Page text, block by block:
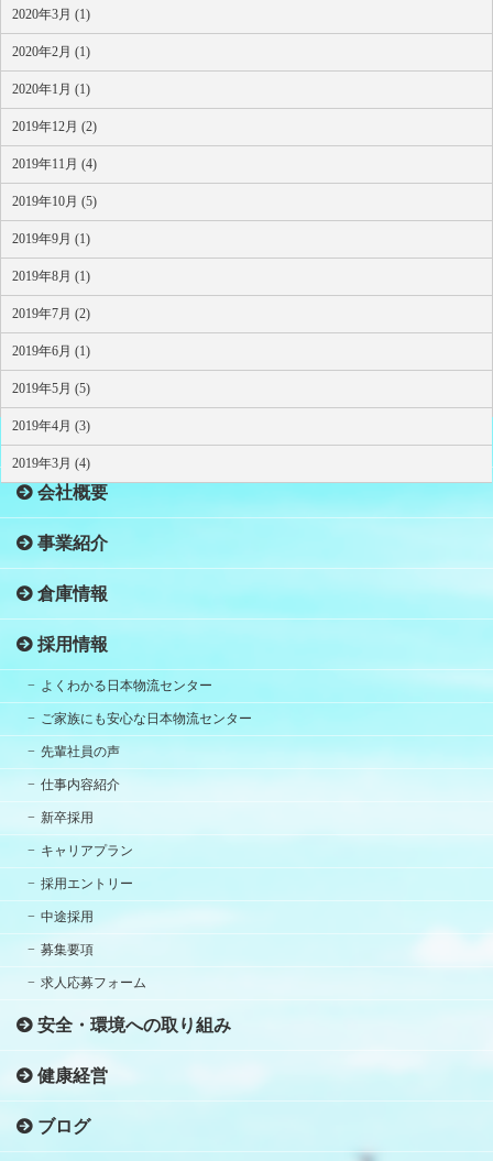
2020年3月 (1)
2020年2月 (1)
2020年1月 (1)
2019年12月 (2)
2019年11月 (4)
2019年10月 (5)
2019年9月 (1)
2019年8月 (1)
2019年7月 (2)
2019年6月 (1)
2019年5月 (5)
2019年4月 (3)
2019年3月 (4)
HOME
会社概要
事業紹介
倉庫情報
採用情報
よくわかる日本物流センター
ご家族にも安心な日本物流センター
先輩社員の声
仕事内容紹介
新卒採用
キャリアプラン
採用エントリー
中途採用
募集要項
求人応募フォーム
安全・環境への取り組み
健康経営
ブログ